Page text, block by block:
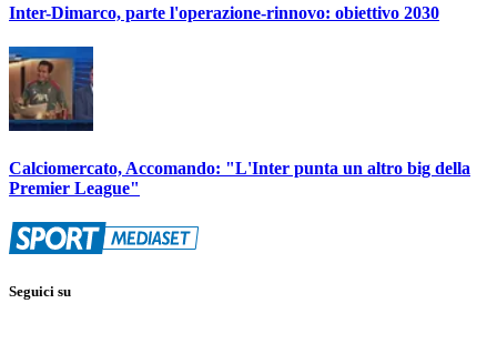
Inter-Dimarco, parte l'operazione-rinnovo: obiettivo 2030
Calciomercato, Accomando: "L'Inter punta un altro big della
Premier League"
Seguici su